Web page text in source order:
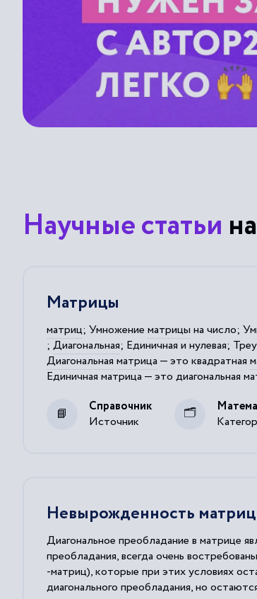
Научные статьи
Матрицы
матриц; Умножение матрицы на число;
; Диагональная; Единичная и нулевая;
Диагональная матрица — это квадратная
Единичная матрица — это диагональная
000 003
Источник
Справочник
Невырожденность матриц
Диагональное преобладание в матрице
преобладания, всегда очень
-матриц), которые при этих условиях
диагонального преобладания, но